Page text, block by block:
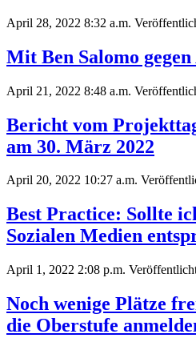
April 28, 2022 8:32 a.m.
Mit Ben Salomo
April 21, 2022 8:48 a.m.
Bericht vom
am 30. März 2022
April 20, 2022 10:27 a.m.
Best Practice: Sollte
Sozialen Medien
April 1, 2022 2:08 p.m.
Noch wenige Plätze
die Oberstufe